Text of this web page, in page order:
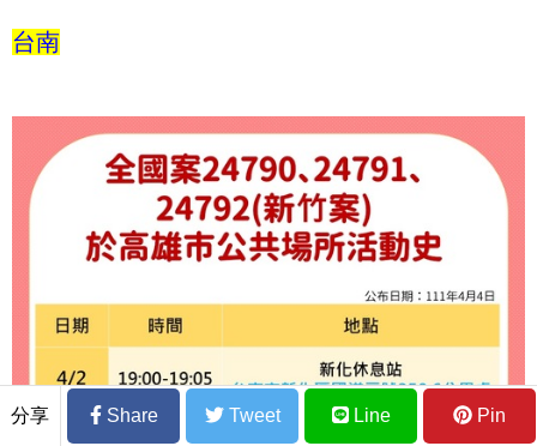
台南
分享 Share Tweet Line Pin